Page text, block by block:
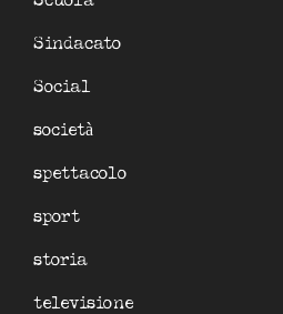
Sindacato
Social
società
spettacolo
sport
storia
televisione